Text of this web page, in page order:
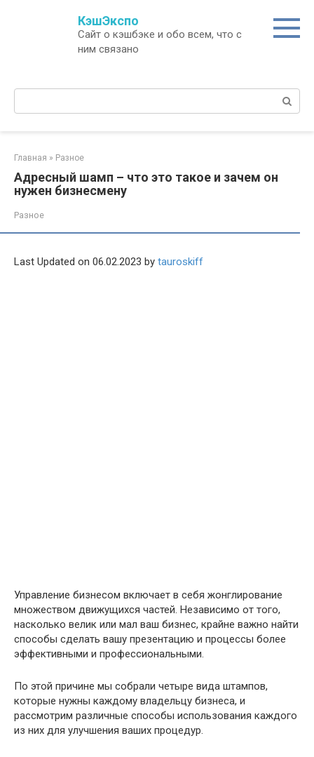
КэшЭкспо
Сайт о кэшбэке и обо всем, что с
ним связано
Поиск:
Главная » Разное
Адресный шамп – что это такое и зачем он
нужен бизнесмену
Разное
Last Updated on 06.02.2023 by tauroskiff
Управление бизнесом включает в себя жонглирование
множеством движущихся частей. Независимо от того,
насколько велик или мал ваш бизнес, крайне важно найти
способы сделать вашу презентацию и процессы более
эффективными и профессиональными.
По этой причине мы собрали четыре вида штампов,
которые нужны каждому владельцу бизнеса, и
рассмотрим различные способы использования каждого
из них для улучшения ваших процедур.